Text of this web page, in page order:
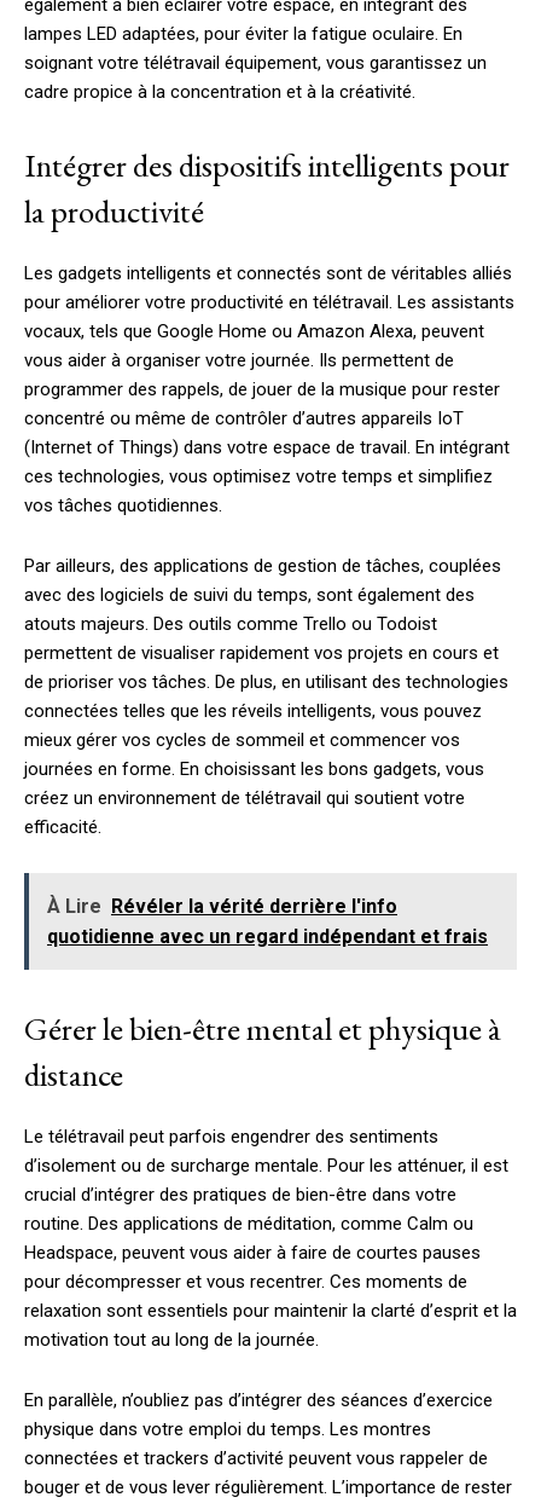
également à bien éclairer votre espace, en intégrant des
lampes LED adaptées, pour éviter la fatigue oculaire. En
soignant votre télétravail équipement, vous garantissez un
cadre propice à la concentration et à la créativité.
Intégrer des dispositifs intelligents pour
la productivité
Les gadgets intelligents et connectés sont de véritables alliés
pour améliorer votre productivité en télétravail. Les assistants
vocaux, tels que Google Home ou Amazon Alexa, peuvent
vous aider à organiser votre journée. Ils permettent de
programmer des rappels, de jouer de la musique pour rester
concentré ou même de contrôler d’autres appareils IoT
(Internet of Things) dans votre espace de travail. En intégrant
ces technologies, vous optimisez votre temps et simplifiez
vos tâches quotidiennes.
Par ailleurs, des applications de gestion de tâches, couplées
avec des logiciels de suivi du temps, sont également des
atouts majeurs. Des outils comme Trello ou Todoist
permettent de visualiser rapidement vos projets en cours et
de prioriser vos tâches. De plus, en utilisant des technologies
connectées telles que les réveils intelligents, vous pouvez
mieux gérer vos cycles de sommeil et commencer vos
journées en forme. En choisissant les bons gadgets, vous
créez un environnement de télétravail qui soutient votre
efficacité.
À Lire
Révéler la vérité derrière l'info
quotidienne avec un regard indépendant et frais
Gérer le bien-être mental et physique à
distance
Le télétravail peut parfois engendrer des sentiments
d’isolement ou de surcharge mentale. Pour les atténuer, il est
crucial d’intégrer des pratiques de bien-être dans votre
routine. Des applications de méditation, comme Calm ou
Headspace, peuvent vous aider à faire de courtes pauses
pour décompresser et vous recentrer. Ces moments de
relaxation sont essentiels pour maintenir la clarté d’esprit et la
motivation tout au long de la journée.
En parallèle, n’oubliez pas d’intégrer des séances d’exercice
physique dans votre emploi du temps. Les montres
connectées et trackers d’activité peuvent vous rappeler de
bouger et de vous lever régulièrement. L’importance de rester